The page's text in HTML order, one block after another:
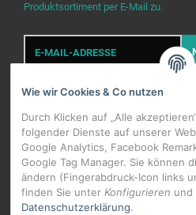
Produktsortiment per E-Mail zu.
E-
Mail-
Adresse
Wie wir Cookies & Co nutzen
Durch Klicken auf „Alle
folgender Dienste auf unserer
Google Analytics, Facebook
Google Tag Manager. Sie können
ändern (Fingerabdruck-Icon links
finden Sie unter Konfigurieren und
Datenschutzerklärung.